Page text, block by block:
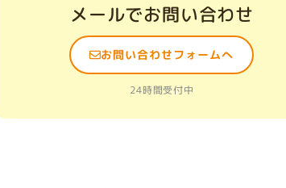
メールでお問い合わせ
お問い合わせフォームへ
24時間受付中